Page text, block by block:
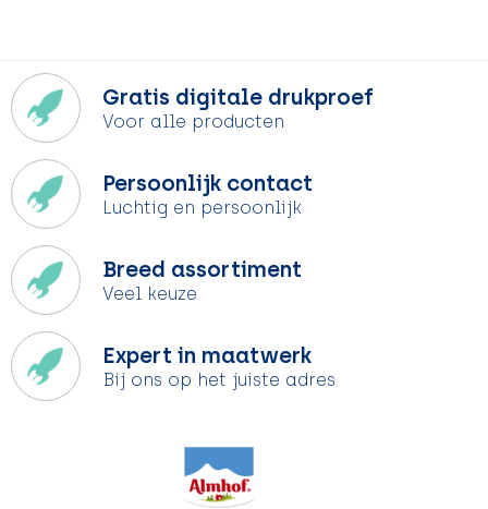
Gratis digitale drukproef
Voor alle producten
Persoonlijk contact
Luchtig en persoonlijk
Breed assortiment
Veel keuze
Expert in maatwerk
Bij ons op het juiste adres